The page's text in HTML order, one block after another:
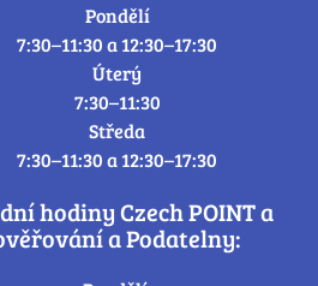
Pondělí
7:30–11:30 a 12:30–17:30
Úterý
7:30–11:30
Středa
7:30–11:30 a 12:30–17:30
hodiny Czech POINT a
a Podatelny: